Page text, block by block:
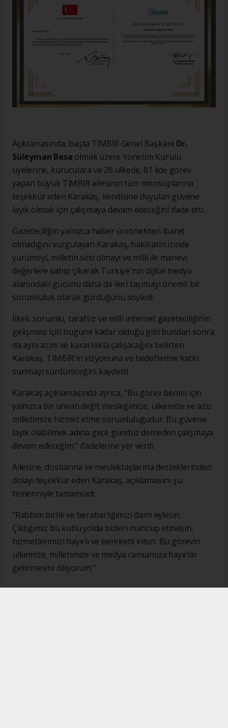
Açıklamasında, başta TİMBİR Genel Başkanı Dr.
Süleyman Basa olmak üzere Yönetim Kurulu
üyelerine, kuruculara ve 26 ülkede, 81 ilde görev
yapan büyük TİMBİR ailesinin tüm mensuplarına
teşekkür eden Karakaş, kendisine duyulan güvene
layık olmak için çalışmaya devam edeceğini ifade etti.
Gazeteciliğin yalnızca haber üretmekten ibaret
olmadığını vurgulayan Karakaş, hakikatin izinde
yürümeyi, milletin sesi olmayı ve milli ile manevi
değerlere sahip çıkarak Türkiye'nin dijital medya
alanındaki gücünü daha da ileri taşımayı önemli bir
sorumluluk olarak gördüğünü söyledi.
İlkeli, sorumlu, tarafsız ve milli internet gazeteciliğinin
gelişmesi için bugüne kadar olduğu gibi bundan sonra
da aynı azim ve kararlılıkla çalışacağını belirten
Karakaş, TİMBİR'in vizyonuna ve hedeflerine katkı
sunmayı sürdüreceğini kaydetti.
Karakaş açıklamasında ayrıca, "Bu görev benim için
yalnızca bir unvan değil; mesleğimize, ülkemize ve aziz
milletimize hizmet etme sorumluluğudur. Bu güvene
layık olabilmek adına gece gündüz demeden çalışmaya
devam edeceğim." ifadelerine yer verdi.
Ailesine, dostlarına ve meslektaşlarına desteklerinden
dolayı teşekkür eden Karakaş, açıklamasını şu
temenniyle tamamladı:
"Rabbim birlik ve beraberliğimizi daim eylesin.
Çıktığımız bu kutlu yolda bizleri mahcup etmesin,
hizmetlerimizi hayırlı ve bereketli kılsın. Bu görevin
ülkemize, milletimize ve medya camiamıza hayırlar
getirmesini diliyorum."